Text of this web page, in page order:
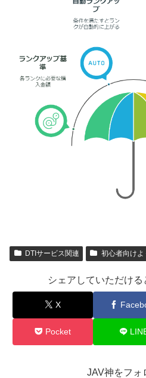
DTIサービス関連 初心者向け
シェアしていただけ
X
Pocket
JAV神をフォ